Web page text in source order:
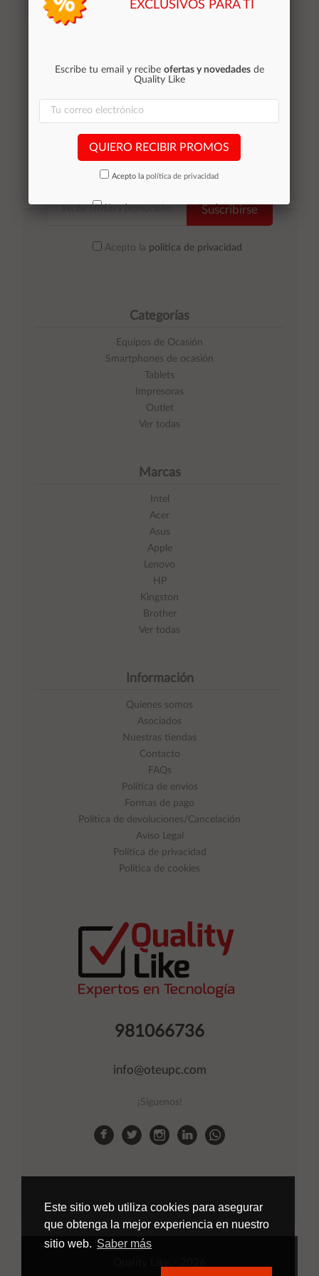
Este sitio web utiliza cookies para asegurar
que obtenga la mejor experiencia en nuestro
sitio web. Saber más
Suscribirse
Acepto la política de privacidad
981066736
info@oteupc.com
¡Síguenos!
Categorías
Equipos de Ocasión
Smartphones de ocasión
Tablets
Impresoras
Outlet
Ver todas
Marcas
Intel
Acer
Asus
Apple
Lenovo
HP
Kingston
Brother
Ver todas
Información
Quienes somos
Asociados
Nuestras tiendas
Contacto
FAQs
Política de envíos
Formas de pago
Política de devoluciones/Cancelación
Aviso Legal
Política de privacidad
Política de cookies
EXCLUSIVOS PARA TI
Escribe tu email y recibe ofertas y novedadesde
Quality Like
QUIERO RECIBIR PROMOS
Acepto la política de privacidad
No volver a mostrar mas este aviso